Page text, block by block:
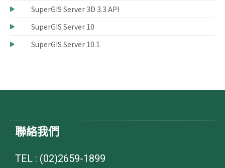
SuperGIS Server 3D 3.3 API
SuperGIS Server 10
SuperGIS Server 10.1
聯絡我們
TEL : (02)2659-1899